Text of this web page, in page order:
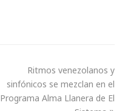
Ritmos venezolanos y
sinfónicos se mezclan en el
Programa Alma Llanera de El